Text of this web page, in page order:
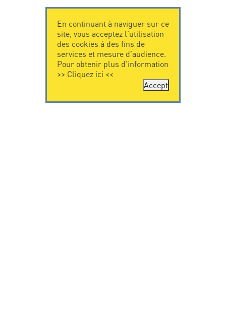
En continuant à naviguer sur ce
site, vous acceptez l'utilisation
des cookies à des fins de
services et mesure d'audience.
Pour obtenir plus d'information
>> Cliquez ici <<
Accept